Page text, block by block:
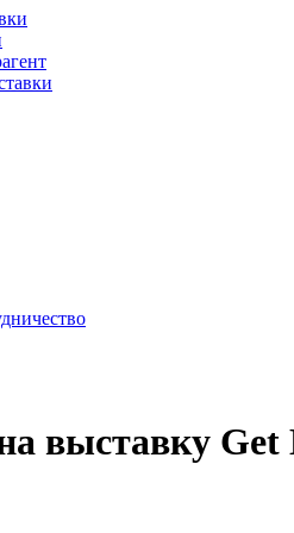
выставку Get